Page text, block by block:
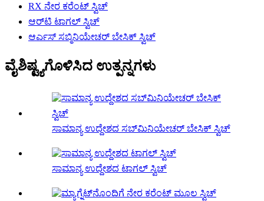
RX ನೇರ ಕರೆಂಟ್ ಸ್ವಿಚ್
ಆರ್‌ಟಿ ಟಾಗಲ್ ಸ್ವಿಚ್
ಆರ್ಎಸ್ ಸಬ್ಮಿನಿಯೇಚರ್ ಬೇಸಿಕ್ ಸ್ವಿಚ್
ವೈಶಿಷ್ಟ್ಯಗೊಳಿಸಿದ ಉತ್ಪನ್ನಗಳು
ಸಾಮಾನ್ಯ ಉದ್ದೇಶದ ಸಬ್‌ಮಿನಿಯೇಚರ್ ಬೇಸಿಕ್ ಸ್ವಿಚ್
ಸಾಮಾನ್ಯ ಉದ್ದೇಶದ ಟಾಗಲ್ ಸ್ವಿಚ್